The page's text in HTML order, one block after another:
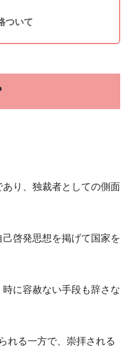
ついて
あり、独裁者としての側面
啓発思想を掲げて国家を
に容赦ない手段も辞さな
れる一方で、崇拝される